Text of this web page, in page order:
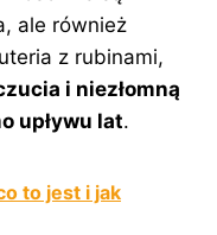
ale również
z rubinami,
i niezłomną
upływu lat.
to jest i jak